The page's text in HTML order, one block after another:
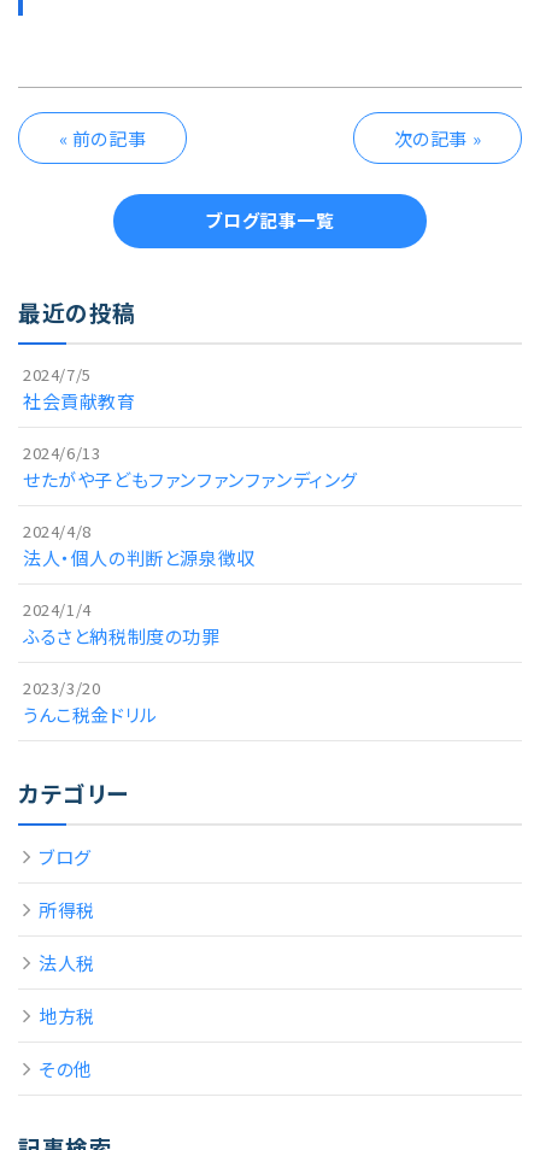
« 前の記事 次の記事 »
ブログ記事一覧
最近の投稿
2024/7/5
社会貢献教育
2024/6/13
せたがや子どもファンファンファンディング
2024/4/8
法人・個人の判断と源泉徴収
2024/1/4
ふるさと納税制度の功罪
2023/3/20
うんこ税金ドリル
カテゴリー
ブログ
所得税
法人税
地方税
その他